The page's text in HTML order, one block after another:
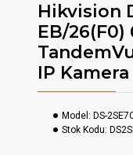
Hikvision
EB/26(F0)
IP Kamera
Model: DS-
Stok Kodu: